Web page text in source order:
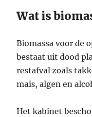
Wat is
Biomassa voor de
bestaat uit dood
restafval zoals
mais, algen en
Het kabinet